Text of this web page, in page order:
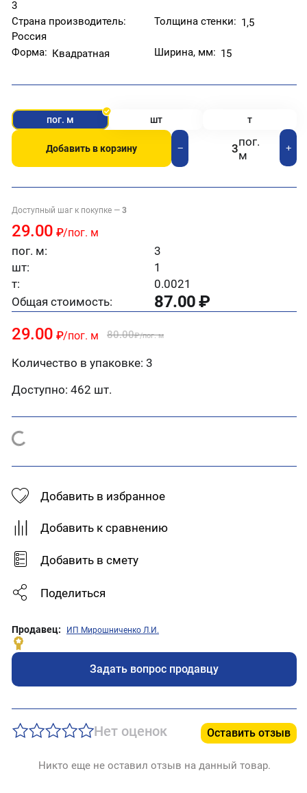
3
Страна производитель:
Россия
Толщина стенки: 1,5
Форма: Квадратная Ширина, мм: 15
пог. м шт т
Добавить в корзину +
пог.
м
−
Доступный шаг к покупке — 3
29.00 ₽/пог. м
пог. м:
3
шт:
1
т:
0.0021
Общая стоимость:
87.00₽
29.00 ₽/пог. м 80.00₽/пог. м
Количество в упаковке: 3
Доступно: 462 шт.
Добавить в избранное
Добавить к сравнению
Добавить в смету
Поделиться
Продавец: ИП Мирошниченко Л.И.
Задать вопрос продавцу
Нет оценок Оставить отзыв
Никто еще не оставил отзыв на данный товар.